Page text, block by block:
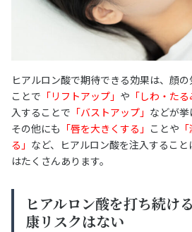
ヒアルロン酸で期待できる効果は、顔
ことで 「リフトアップ」 や 「しわ・たる
入することで 「バストアップ」 などが挙
その他にも 「唇を大きくする」 ことや
る」 など、ヒアルロン酸を注入するこ
はたくさんあります。
ヒアルロン酸を打ち続け
康リスクはない